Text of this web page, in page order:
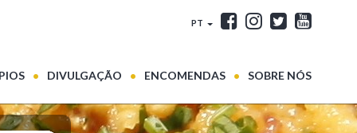
PT
DIVULGAÇÃO ENCOMENDAS SOBRE NÓS